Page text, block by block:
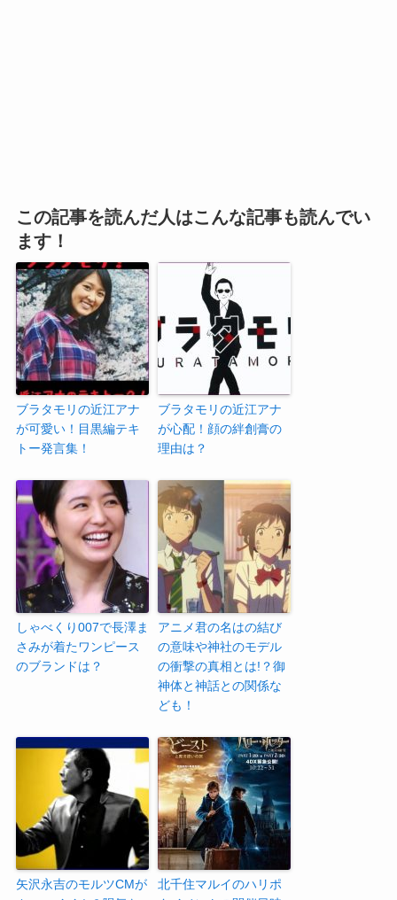
この記事を読んだ人はこんな記事も読んでい
ます！
ブラタモリの近江アナ
が可愛い！目黒編テキ
トー発言集！
ブラタモリの近江アナ
が心配！顔の絆創膏の
理由は？
しゃべくり007で長澤ま
さみが着たワンピース
のブランドは？
アニメ君の名はの結び
の意味や神社のモデル
の衝撃の真相とは!？御
神体と神話との関係な
ども！
矢沢永吉のモルツCMが
北千住マルイのハリポ